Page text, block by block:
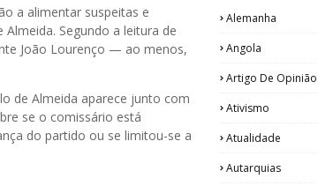
a alimentar suspeitas e
Segundo a leitura de
João Lourenço — ao menos,
de Almeida aparece junto com
se o comissário está
do partido ou se limitou-se a
Alemanha
Angola
Artigo De Opinião
Ativismo
Atualidade
Autarquias